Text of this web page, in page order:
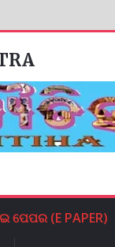
ଇ ପେପର (E PAPER)